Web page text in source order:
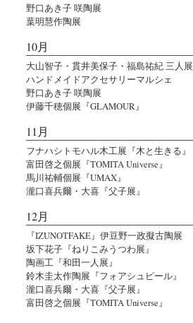
野口あき子 咲陶展
葉明慧作陶展
10月
大山智子・貫井美保子・福島祐紀 三人展
ハンドメイドアクセサリーマルシェ
野口あき子 咲陶展
伊藤千穂個展『GLAMOUR』
11月
フナハシトモハル木工展『木と生きる』
富田啓之個展『TOMITA Universe』
馬川祐輔個展『UMAX』
瀧口喜兵爾・大喜『父子展』
12月
『IZUNOTFAKE』伊豆野一政擬古陶展
坂下花子『ねりこみうつわ展』
陶画工『和田一人展』
鈴木圭太作陶展『フォアシュピール』
瀧口喜兵爾・大喜『父子展』
富田啓之個展『TOMITA Universe』